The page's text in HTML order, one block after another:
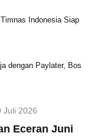
Indonesia Siap
dengan Paylater, Bos
Juli 2026
Eceran Juni